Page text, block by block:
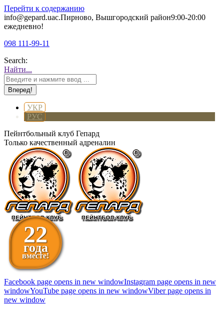
Перейти к содержанию
info@gepard.uaс.Пирново, Вышгородский район9:00-20:00
ежедневно!
098 111-99-11
Search:
Найти...
УКР
РУС
Пейнтбольный клуб Гепард
Только качественный адреналин
22
года
вместе!
Facebook page opens in new windowInstagram page opens in new
windowYouTube page opens in new windowViber page opens in
new window